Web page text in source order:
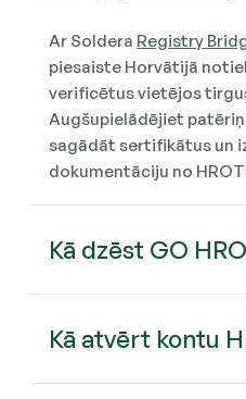
Ar Soldera Registry
piesaiste Horvātijā
verificētus vietējos
Augšupielādējiet
sagādāt sertifikātus un
dokumentāciju no
Kā dzēst GO
Kā atvērt kontu